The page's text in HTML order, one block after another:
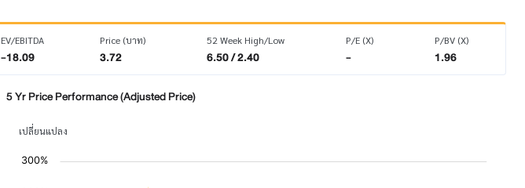
EV/EBITDA
-18.09
Price (บาท)
3.72
52 Week High/Low
6.50 / 2.40
P/E (X)
-
P/BV (X)
1.96
5 Yr Price Performance (Adjusted Price)
เปลี่ยนแปลง